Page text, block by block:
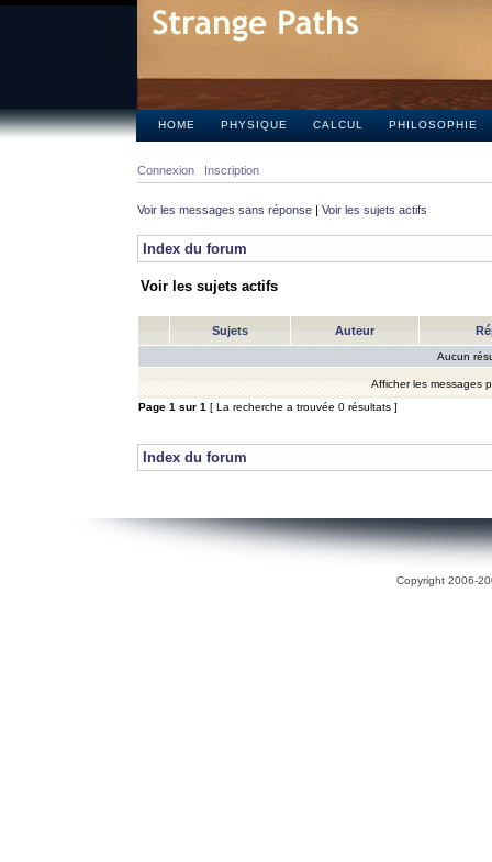
HOME PHYSIQUE CALCUL PHILOSOPHIE
Connexion Inscription
Voir les messages sans réponse | Voir les sujets actifs
Index du forum
Voir les sujets actifs
Sujets Auteur
Aucun
Afficher les messages
Page 1 sur 1 [ La recherche a trouvée 0 résultats ]
Index du forum
Copyright 2006-